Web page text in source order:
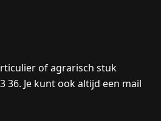
of agrarisch stuk
36. Je kunt ook altijd een mail